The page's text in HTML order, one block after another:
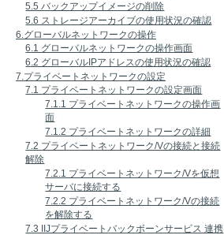
5.5 バックアップイメージの削除
5.6 ストレージアーカイブの使用状況の確認
6.グローバルネットワークの操作
6.1 グローバルネットワークの操作画面
6.2 グローバルIPアドレスの使用状況の確認
7.プライベートネットワークの設定
7.1 プライベートネットワークの設定画面
7.1.1 プライベートネットワークの操作画
面
7.1.2 プライベートネットワークの詳細
7.2 プライベートネットワーク/Vの接続と接続
解除
7.2.1 プライベートネットワーク/Vを仮想
サーバに接続する
7.2.2 プライベートネットワーク/Vの接続
を解除する
7.3 IIJプライベートバックボーンサービス 連携